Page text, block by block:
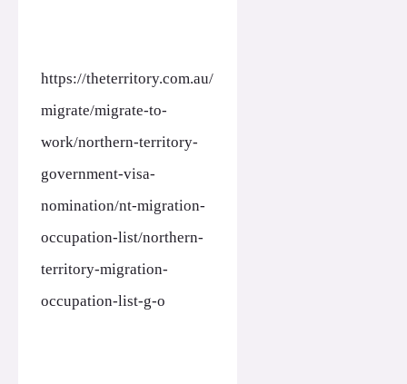
https://theterritory.com.au/
migrate/migrate-to-
work/northern-territory-
government-visa-
nomination/nt-migration-
occupation-list/northern-
territory-migration-
occupation-list-g-o